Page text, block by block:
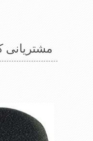
مشتریانی